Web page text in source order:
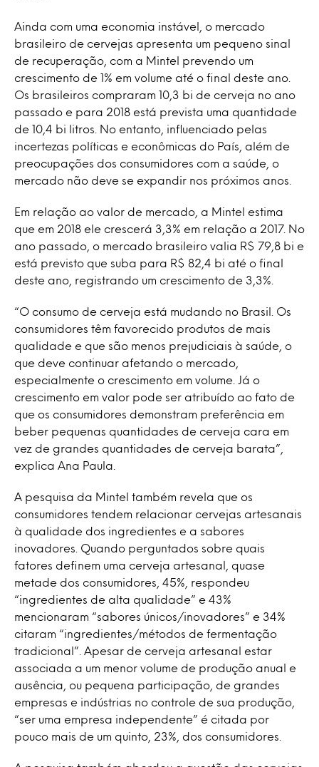
Ainda com uma economia instável, o mercado
brasileiro de cervejas apresenta um pequeno sinal
de recuperação, com a Mintel prevendo um
crescimento de 1% em volume até o final deste ano.
Os brasileiros compraram 10,3 bi de cerveja no ano
passado e para 2018 está prevista uma quantidade
de 10,4 bi litros. No entanto, influenciado pelas
incertezas políticas e econômicas do País, além de
preocupações dos consumidores com a saúde, o
mercado não deve se expandir nos próximos anos.
Em relação ao valor de mercado, a Mintel estima
que em 2018 ele crescerá 3,3% em relação a 2017. No
ano passado, o mercado brasileiro valia R$ 79,8 bi e
está previsto que suba para R$ 82,4 bi até o final
deste ano, registrando um crescimento de 3,3%.
“O consumo de cerveja está mudando no Brasil. Os
consumidores têm favorecido produtos de mais
qualidade e que são menos prejudiciais à saúde, o
que deve continuar afetando o mercado,
especialmente o crescimento em volume. Já o
crescimento em valor pode ser atribuído ao fato de
que os consumidores demonstram preferência em
beber pequenas quantidades de cerveja cara em
vez de grandes quantidades de cerveja barata”,
explica Ana Paula.
A pesquisa da Mintel também revela que os
consumidores tendem relacionar cervejas artesanais
à qualidade dos ingredientes e a sabores
inovadores. Quando perguntados sobre quais
fatores definem uma cerveja artesanal, quase
metade dos consumidores, 45%, respondeu
“ingredientes de alta qualidade” e 43%
mencionaram “sabores únicos/inovadores” e 34%
citaram “ingredientes/métodos de fermentação
tradicional”. Apesar de cerveja artesanal estar
associada a um menor volume de produção anual e
ausência, ou pequena participação, de grandes
empresas e indústrias no controle de sua produção,
“ser uma empresa independente” é citada por
pouco mais de um quinto, 23%, dos consumidores.